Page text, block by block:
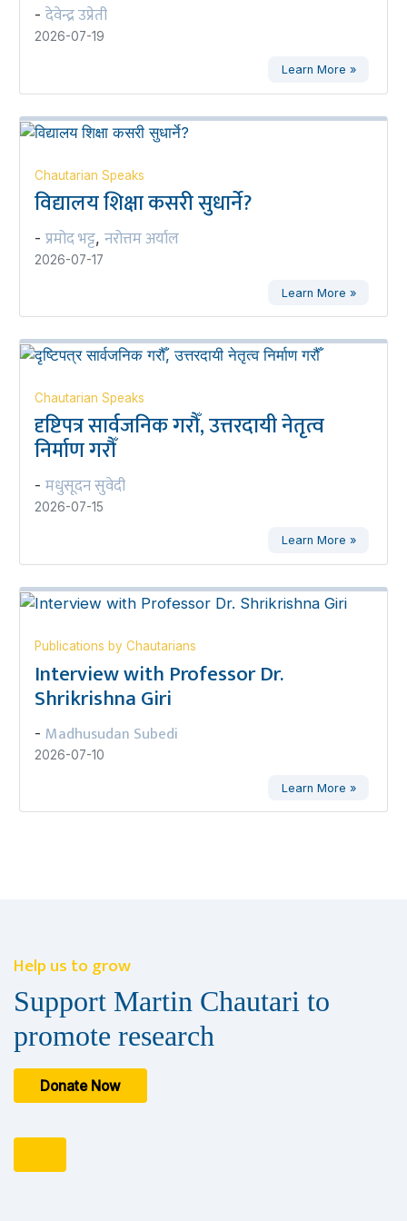
- देवेन्द्र उप्रेती
2026-07-19
Learn More »
Chautarian Speaks
विद्यालय शिक्षा कसरी सुधार्ने?
- प्रमोद भट्ट, नरोत्तम अर्याल
2026-07-17
Learn More »
Chautarian Speaks
दृष्टिपत्र सार्वजनिक गरौँ, उत्तरदायी नेतृत्व
निर्माण गरौँ
- मधुसूदन सुवेदी
2026-07-15
Learn More »
Publications by Chautarians
Interview with Professor Dr.
Shrikrishna Giri
- Madhusudan Subedi
2026-07-10
Learn More »
Help us to grow
Support Martin Chautari to
promote research
Donate Now